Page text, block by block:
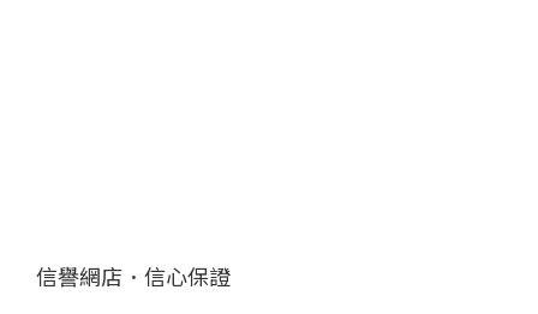
信譽網店．信心保證